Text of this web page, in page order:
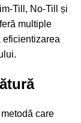
Till, No-Till și
multiple
eficientizarea
care